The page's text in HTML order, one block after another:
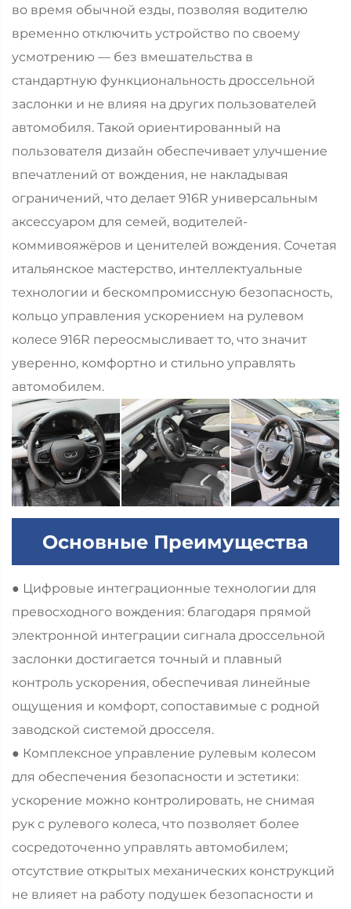
во время обычной езды, позволяя водителю
временно отключить устройство по своему
усмотрению — без вмешательства в
стандартную функциональность дроссельной
заслонки и не влияя на других пользователей
автомобиля. Такой ориентированный на
пользователя дизайн обеспечивает улучшение
впечатлений от вождения, не накладывая
ограничений, что делает 916R универсальным
аксессуаром для семей, водителей-
коммивояжёров и ценителей вождения. Сочетая
итальянское мастерство, интеллектуальные
технологии и бескомпромиссную безопасность,
кольцо управления ускорением на рулевом
колесе 916R переосмысливает то, что значит
уверенно, комфортно и стильно управлять
автомобилем.
Основные Преимущества
● Цифровые интеграционные технологии для
превосходного вождения: благодаря прямой
электронной интеграции сигнала дроссельной
заслонки достигается точный и плавный
контроль ускорения, обеспечивая линейные
ощущения и комфорт, сопоставимые с родной
заводской системой дросселя.
● Комплексное управление рулевым колесом
для обеспечения безопасности и эстетики:
ускорение можно контролировать, не снимая
рук с рулевого колеса, что позволяет более
сосредоточенно управлять автомобилем;
отсутствие открытых механических конструкций
не влияет на работу подушек безопасности и